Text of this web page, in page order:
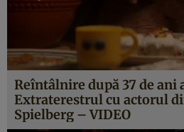
Reîntâlnire după 37 de ani
Extraterestrul cu actorul
Spielberg – VIDEO